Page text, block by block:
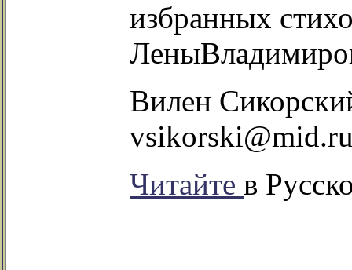
избранных
Вилен
Читайте в